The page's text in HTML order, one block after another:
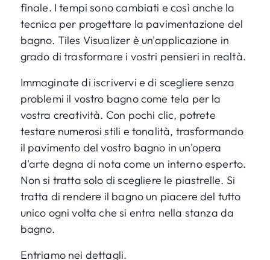
finale. I tempi sono cambiati e così anche la
tecnica per progettare la pavimentazione del
bagno. Tiles Visualizer è un'applicazione in
grado di trasformare i vostri pensieri in realtà.
Immaginate di iscrivervi e di scegliere senza
problemi il vostro bagno come tela per la
vostra creatività. Con pochi clic, potrete
testare numerosi stili e tonalità, trasformando
il pavimento del vostro bagno in un'opera
d'arte degna di nota come un interno esperto.
Non si tratta solo di scegliere le piastrelle. Si
tratta di rendere il bagno un piacere del tutto
unico ogni volta che si entra nella stanza da
bagno.
Entriamo nei dettagli.